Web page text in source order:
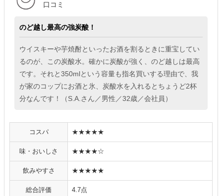
口コミ
のど越し最高の強炭酸！
ウイスキーや芋焼酎といったお酒を割るときに重宝してい
るのが、この炭酸水。確かに炭酸が強く、のど越しは最高
です。それと350mlという容量も指名買いする理由で、我
が家のコップにお酒と氷、炭酸水を入れるとちょうど2杯
分なんです！（S.A.さん／男性／32歳／会社員）
コスパ ★★★★★
味・おいしさ ★★★★☆
飲みやすさ ★★★★★
総合評価 4.7点